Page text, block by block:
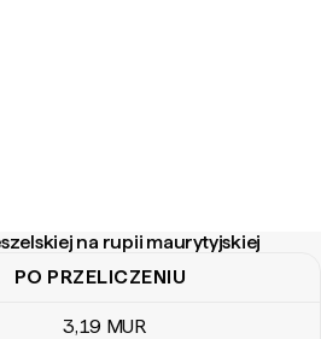
na rupii maurytyjskiej
na rupii maurytyjskiej
PO PRZELICZENIU
3,19 MUR